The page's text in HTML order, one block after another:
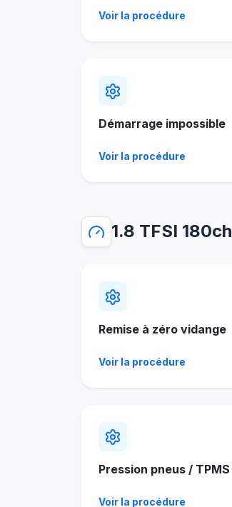
Voir la procédure
Démarrage impossible
Voir la procédure
1.8 TFSI 180ch
Remise à zéro vidange
Voir la procédure
Pression pneus / TPMS
Voir la procédure